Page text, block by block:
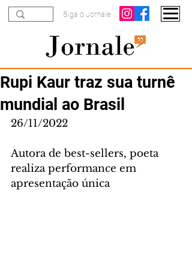
Siga o Jornale
Rupi Kaur traz sua turnê
mundial ao Brasil
26/11/2022
Autora de best-sellers, poeta
realiza performance em
apresentação única